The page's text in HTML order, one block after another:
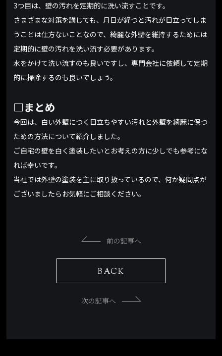
3つ目は、壁の汚れを定期的に洗い流すことです。
さまざまな対策を講じても、月日が経つと汚れが目立ってしま
うことは仕方ないことなので、綺麗な外壁を維持するためには
定期的に壁の汚れを洗い流す必要があります。
水をかけて洗い流すのも良いですし、専門会社に依頼して定期
的に掃除するのも良いでしょう。
□まとめ
今回は、白い外壁につく目立ちやすい汚れと外壁を綺麗に保つ
ための方法について紹介しました。
ご自宅の壁を白く塗装したいとお考えの方に少しでも参考にな
れば幸いです。
当社では外壁の塗装を主に取り扱っているので、何か疑問点が
ございましたらお気軽にご相談ください。
前の記事へ
BACK
次の記事へ